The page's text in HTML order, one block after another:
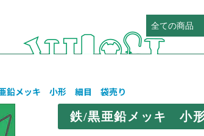
鉛メッキ 小形 細目 袋売り
鉄/黒亜鉛メッキ 小